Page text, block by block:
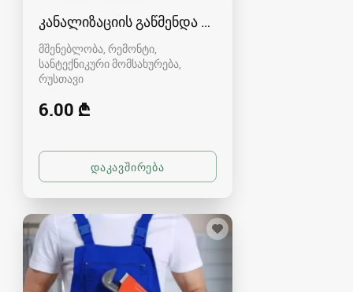
კანალიზაციის გაწმენდა რუსთავში
მშენებლობა, რემონტი,
სანტექნიკური მომსახურება
რუსთავი
6.00 ₾